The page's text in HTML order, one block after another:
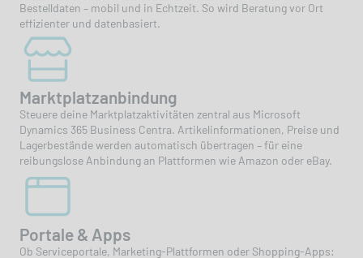
Bestelldaten – mobil und in Echtzeit. So wird Beratung vor Ort
effizienter und datenbasiert.
Marktplatzanbindung
Steuere deine Marktplatzaktivitäten zentral aus Microsoft
Dynamics 365 Business Centra. Artikelinformationen, Preise und
Lagerbestände werden automatisch übertragen – für eine
reibungslose Anbindung an Plattformen wie Amazon oder eBay.
Portale & Apps
Ob Serviceportale, Marketing-Plattformen oder Shopping-Apps: